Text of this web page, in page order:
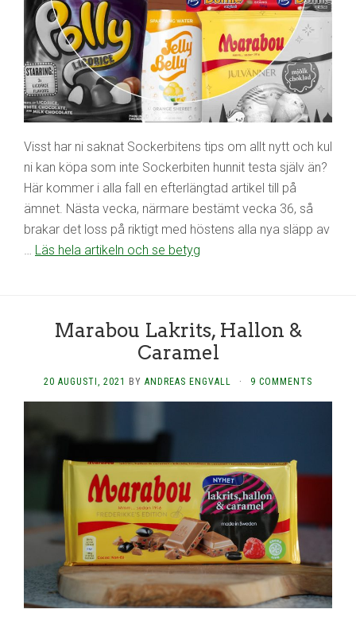
Visst har ni saknat Sockerbitens tips om allt nytt och kul
ni kan köpa som inte Sockerbiten hunnit testa själv än?
Här kommer i alla fall en efterlängtad artikel till på
ämnet. Nästa vecka, närmare bestämt vecka 36, så
brakar det loss på riktigt med höstens alla nya släpp av
… Läs hela artikeln och se betyg
Marabou Lakrits, Hallon &
Caramel
20 AUGUSTI, 2021 BY ANDREAS ENGVALL · 9 COMMENTS